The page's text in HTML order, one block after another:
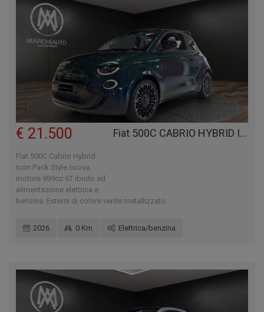
Fiat 500C CABRIO HYBRID ICON PACK STYLE
€ 21.500
Fiat 500C Cabrio Hybrid
Icon Pack Style nuova,
motore 999cc 6T ibrido ad
alimentazione elettrica e
benzina. Esterni di colore verde metallizzato.
2026 0 Km Elettrica/benzina